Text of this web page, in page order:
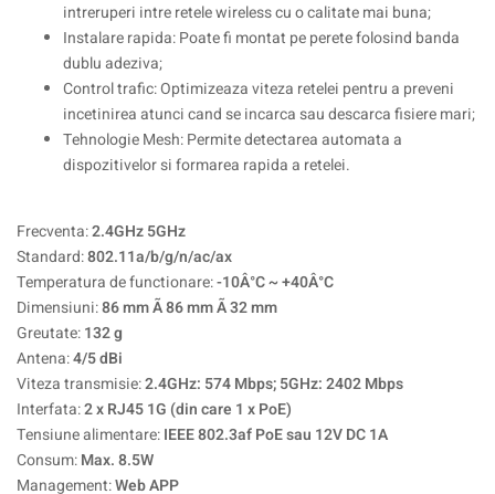
intreruperi intre retele wireless cu o calitate mai buna;
Instalare rapida: Poate fi montat pe perete folosind banda
dublu adeziva;
Control trafic: Optimizeaza viteza retelei pentru a preveni
incetinirea atunci cand se incarca sau descarca fisiere mari;
Tehnologie Mesh: Permite detectarea automata a
dispozitivelor si formarea rapida a retelei.
Frecventa:2.4GHz 5GHz
Standard:802.11a/b/g/n/ac/ax
Temperatura de functionare:-10Â°C ~ +40Â°C
Dimensiuni:86 mm Ã 86 mm Ã 32 mm
Greutate:132 g
Antena:4/5 dBi
Viteza transmisie:2.4GHz: 574 Mbps; 5GHz: 2402 Mbps
Interfata:2 x RJ45 1G (din care 1 x PoE)
Tensiune alimentare:IEEE 802.3af PoE sau 12V DC 1A
Consum:Max. 8.5W
Management:Web APP